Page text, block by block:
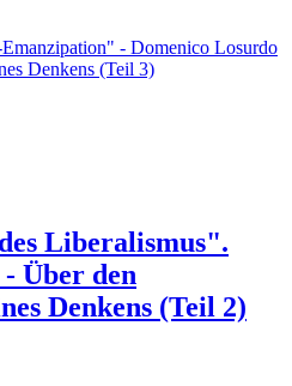
- Domenico Losurdo
Denkens (Teil 3)
Liberalismus".
Über den
Denkens (Teil 2)